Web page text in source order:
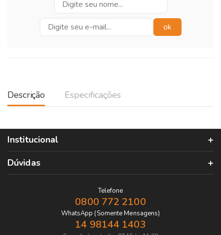
Descrição Especificações
Institucional
Dúvidas
Telefone
0800 772 2100
WhatsApp (Somente Mensagens)
14 98144 1403